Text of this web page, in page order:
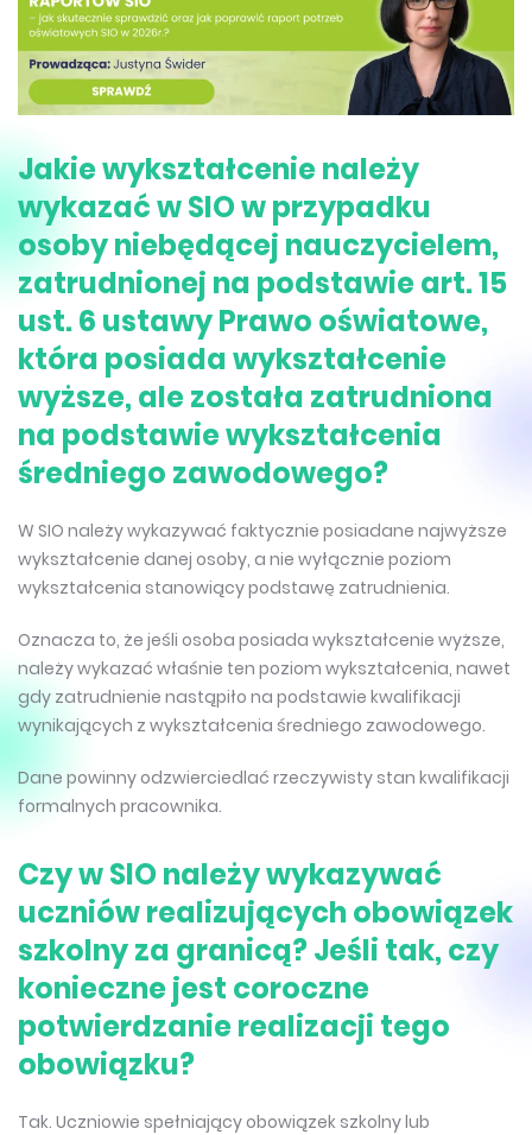
Jakie wykształcenie należy
wykazać w SIO w przypadku
osoby niebędącej nauczycielem,
zatrudnionej na podstawie art. 15
ust. 6 ustawy Prawo oświatowe,
która posiada wykształcenie
wyższe, ale została zatrudniona
na podstawie wykształcenia
średniego zawodowego?
W SIO należy wykazywać faktycznie posiadane najwyższe
wykształcenie danej osoby, a nie wyłącznie poziom
wykształcenia stanowiący podstawę zatrudnienia.
Oznacza to, że jeśli osoba posiada wykształcenie wyższe,
należy wykazać właśnie ten poziom wykształcenia, nawet
gdy zatrudnienie nastąpiło na podstawie kwalifikacji
wynikających z wykształcenia średniego zawodowego.
Dane powinny odzwierciedlać rzeczywisty stan kwalifikacji
formalnych pracownika.
Czy w SIO należy wykazywać
uczniów realizujących obowiązek
szkolny za granicą? Jeśli tak, czy
konieczne jest coroczne
potwierdzanie realizacji tego
obowiązku?
Tak. Uczniowie spełniający obowiązek szkolny lub